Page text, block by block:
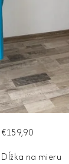
€159,90
Dĺžka na mieru